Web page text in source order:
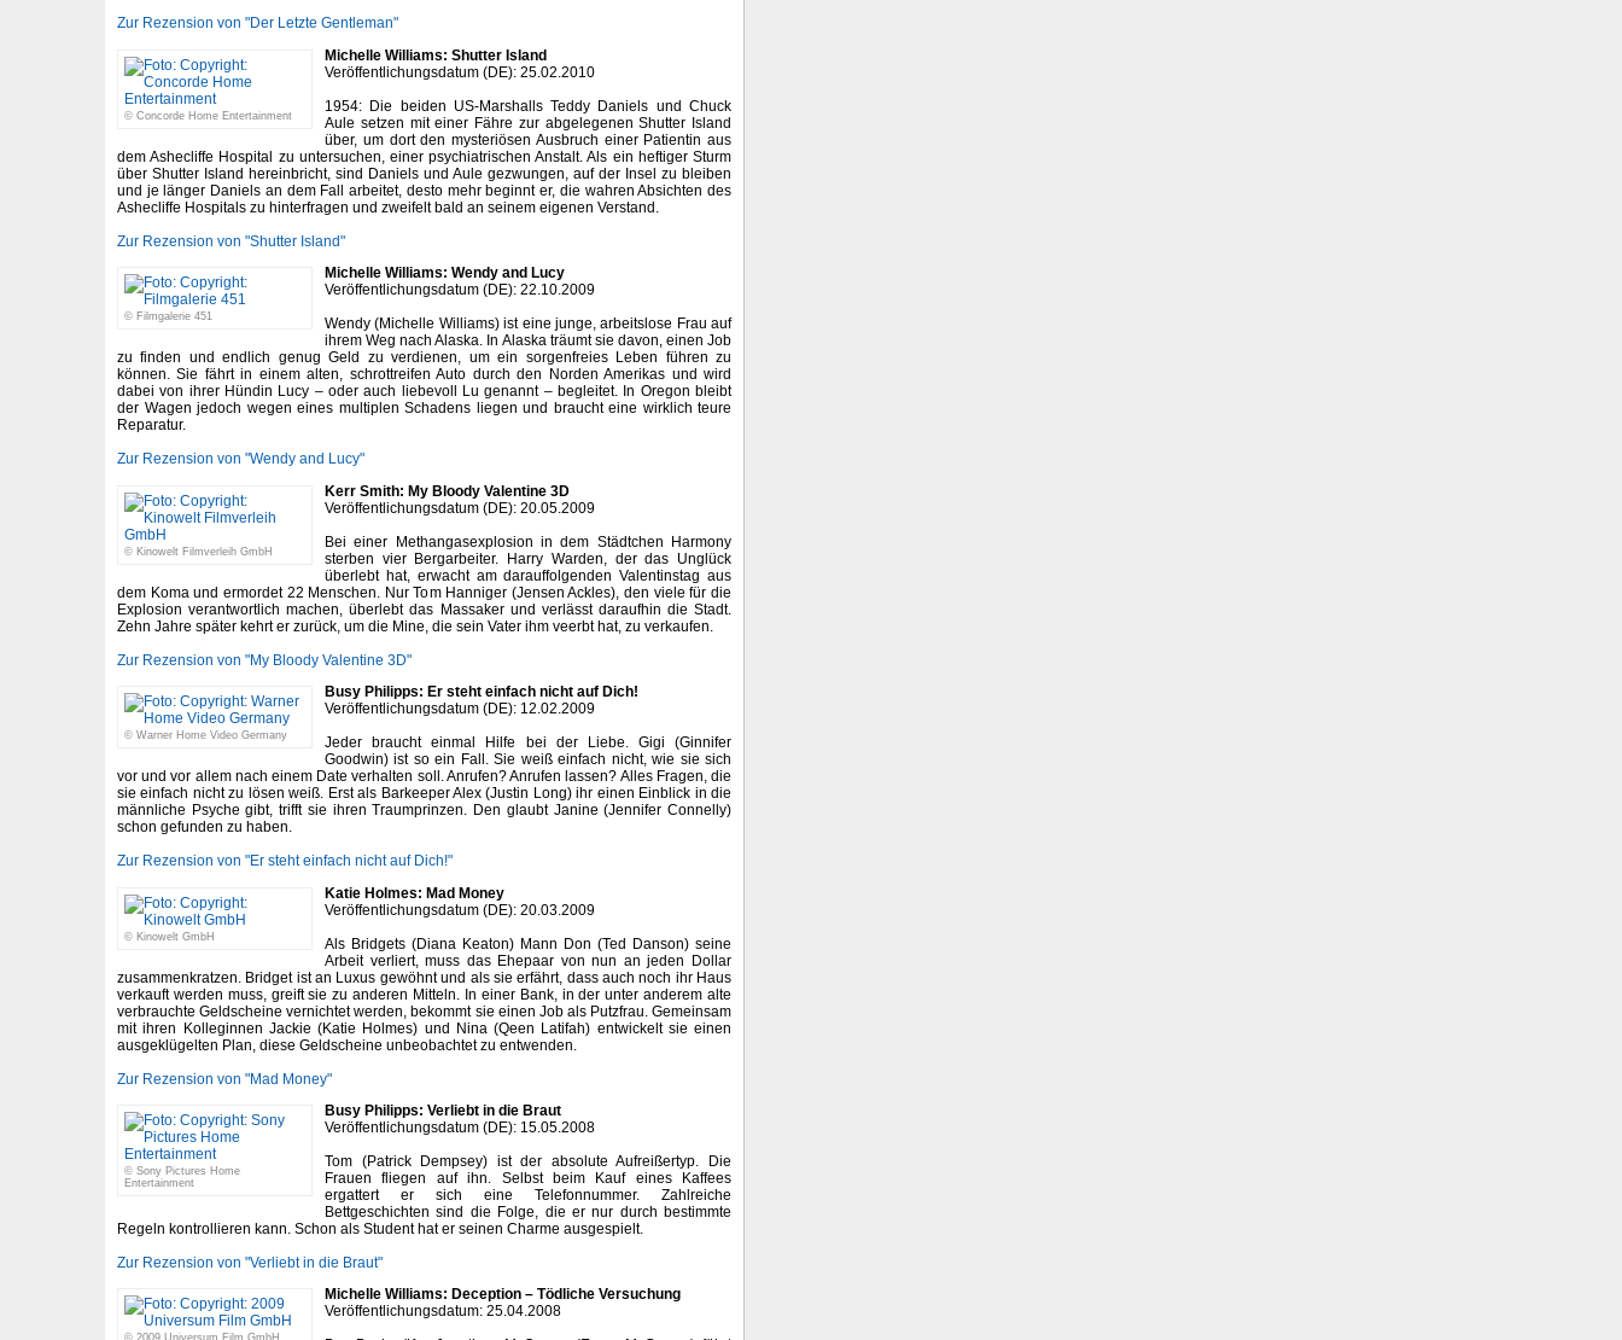
Zur Rezension von "Der Letzte Gentleman"
© Concorde Home Entertainment
Michelle Williams: Shutter Island
Veröffentlichungsdatum (DE): 25.02.2010
1954: Die beiden US-Marshalls Teddy Daniels und Chuck
Aule setzen mit einer Fähre zur abgelegenen Shutter Island
über, um dort den mysteriösen Ausbruch einer Patientin aus
dem Ashecliffe Hospital zu untersuchen, einer psychiatrischen Anstalt. Als ein heftiger Sturm
über Shutter Island hereinbricht, sind Daniels und Aule gezwungen, auf der Insel zu bleiben
und je länger Daniels an dem Fall arbeitet, desto mehr beginnt er, die wahren Absichten des
Ashecliffe Hospitals zu hinterfragen und zweifelt bald an seinem eigenen Verstand.
Zur Rezension von "Shutter Island"
© Filmgalerie 451
Michelle Williams: Wendy and Lucy
Veröffentlichungsdatum (DE): 22.10.2009
Wendy (Michelle Williams) ist eine junge, arbeitslose Frau auf
ihrem Weg nach Alaska. In Alaska träumt sie davon, einen Job
zu finden und endlich genug Geld zu verdienen, um ein sorgenfreies Leben führen zu
können. Sie fährt in einem alten, schrottreifen Auto durch den Norden Amerikas und wird
dabei von ihrer Hündin Lucy – oder auch liebevoll Lu genannt – begleitet. In Oregon bleibt
der Wagen jedoch wegen eines multiplen Schadens liegen und braucht eine wirklich teure
Reparatur.
Zur Rezension von "Wendy and Lucy"
© Kinowelt Filmverleih GmbH
Kerr Smith: My Bloody Valentine 3D
Veröffentlichungsdatum (DE): 20.05.2009
Bei einer Methangasexplosion in dem Städtchen Harmony
sterben vier Bergarbeiter. Harry Warden, der das Unglück
überlebt hat, erwacht am darauffolgenden Valentinstag aus
dem Koma und ermordet 22 Menschen. Nur Tom Hanniger (Jensen Ackles), den viele für die
Explosion verantwortlich machen, überlebt das Massaker und verlässt daraufhin die Stadt.
Zehn Jahre später kehrt er zurück, um die Mine, die sein Vater ihm veerbt hat, zu verkaufen.
Zur Rezension von "My Bloody Valentine 3D"
© Warner Home Video Germany
Busy Philipps: Er steht einfach nicht auf Dich!
Veröffentlichungsdatum (DE): 12.02.2009
Jeder braucht einmal Hilfe bei der Liebe. Gigi (Ginnifer
Goodwin) ist so ein Fall. Sie weiß einfach nicht, wie sie sich
vor und vor allem nach einem Date verhalten soll. Anrufen? Anrufen lassen? Alles Fragen, die
sie einfach nicht zu lösen weiß. Erst als Barkeeper Alex (Justin Long) ihr einen Einblick in die
männliche Psyche gibt, trifft sie ihren Traumprinzen. Den glaubt Janine (Jennifer Connelly)
schon gefunden zu haben.
Zur Rezension von "Er steht einfach nicht auf Dich!"
© Kinowelt GmbH
Katie Holmes: Mad Money
Veröffentlichungsdatum (DE): 20.03.2009
Als Bridgets (Diana Keaton) Mann Don (Ted Danson) seine
Arbeit verliert, muss das Ehepaar von nun an jeden Dollar
zusammenkratzen. Bridget ist an Luxus gewöhnt und als sie erfährt, dass auch noch ihr Haus
verkauft werden muss, greift sie zu anderen Mitteln. In einer Bank, in der unter anderem alte
verbrauchte Geldscheine vernichtet werden, bekommt sie einen Job als Putzfrau. Gemeinsam
mit ihren Kolleginnen Jackie (Katie Holmes) und Nina (Qeen Latifah) entwickelt sie einen
ausgeklügelten Plan, diese Geldscheine unbeobachtet zu entwenden.
Zur Rezension von "Mad Money"
© Sony Pictures Home
Entertainment
Busy Philipps: Verliebt in die Braut
Veröffentlichungsdatum (DE): 15.05.2008
Tom (Patrick Dempsey) ist der absolute Aufreißertyp. Die
Frauen fliegen auf ihn. Selbst beim Kauf eines Kaffees
ergattert er sich eine Telefonnummer. Zahlreiche
Bettgeschichten sind die Folge, die er nur durch bestimmte
Regeln kontrollieren kann. Schon als Student hat er seinen Charme ausgespielt.
Zur Rezension von "Verliebt in die Braut"
Michelle Williams: Deception – Tödliche Versuchung
Veröffentlichungsdatum: 25.04.2008